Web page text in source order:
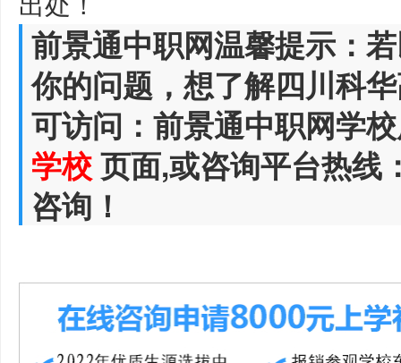
前景通中职网温馨提示：
你的问题，想了解四川科
可访问：前景通中职网学
学校页面,或咨询平台热线
咨询！